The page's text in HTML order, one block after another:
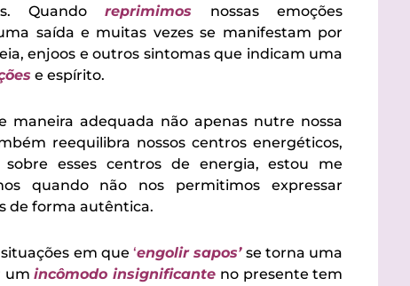
Quandoreprimimos
nossas emoções
saída e muitas vezes se manifestam por
enjoos e outros sintomas que indicam uma
e espírito.
maneira adequada não apenas nutre nossa
reequilibra nossos centros energéticos,
esses centros de energia, estou me
quando não nos permitimos expressar
de forma autêntica.
em que ‘engolir sapos’ se torna uma
umincômodo insignificante no presente tem